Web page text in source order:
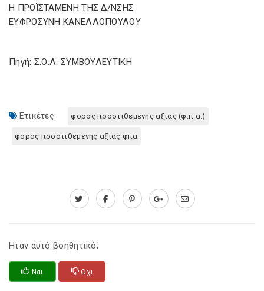
Η ΠΡΟΪΣΤΑΜΕΝΗ ΤΗΣ Δ/ΝΣΗΣ
ΕΥΦΡΟΣΥΝΗ ΚΑΝΕΛΛΟΠΟΥΛΟΥ
Πηγή: Σ.Ο.Λ. ΣΥΜΒΟΥΛΕΥΤΙΚΗ
Ετικέτες: φορος προστιθεμενης αξιας (φ.π.α.)
φορος προστιθεμενης αξιας φπα
Ηταν αυτό βοηθητικό;
Ναι Οχι